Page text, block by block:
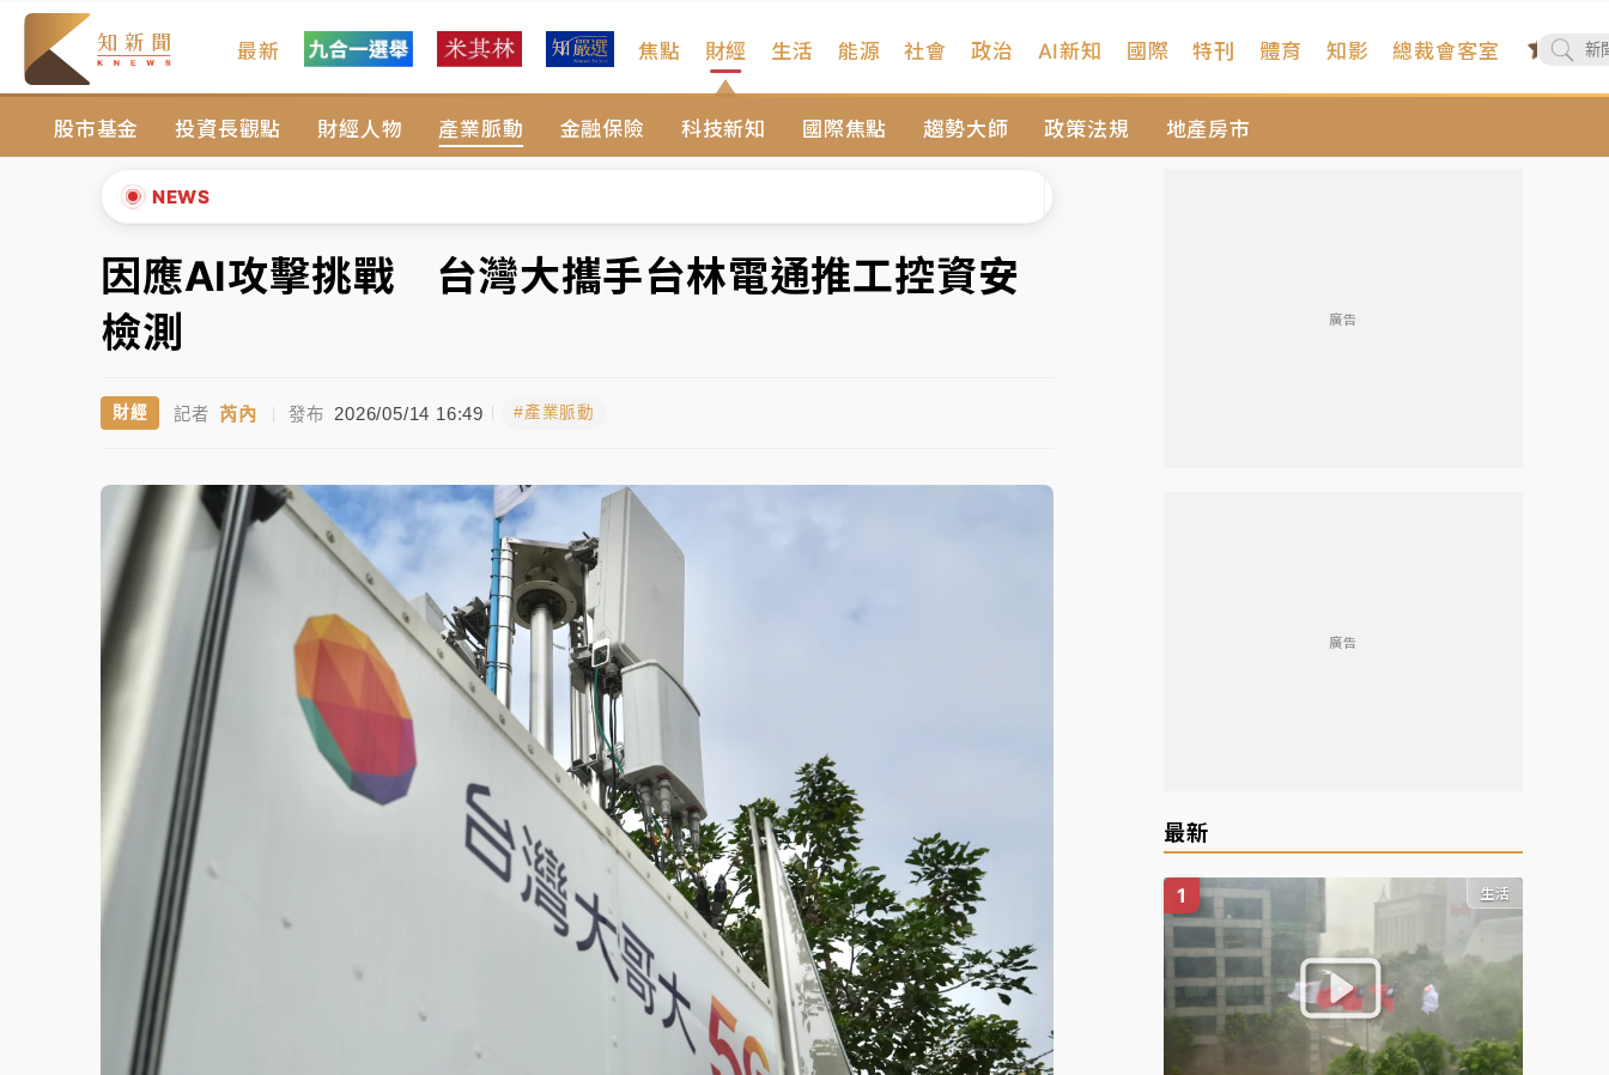
最新 焦點 財經
股市基金 投資長觀點 財經人物 產業脈動 金融保險 科技新知 國際焦點 趨勢大師 政策法規 地產房市
生活 能源 社會 政治 AI新知 國際 特刊 體育 知影 總裁會客室
NEWS
中颱白海豚進逼！台北喜來登圍籬傾倒砸傷人 民權西路鷹架倒塌壓2車
有片｜ 白海豚暴風圈逼近！新北淡水赫見龍捲風 榕樹連根拔起
中颱白海豚風雨來了！中部以北防豪雨 今晚、明天影響最劇烈
白海豚逼近！北市水門只出不進 未移置車輛最高罰4800＋拖吊費
中颱白海豚進逼！台北喜來登圍籬傾倒砸傷人 民權西路鷹架倒塌壓2車
中颱白海豚風雨來了！中部以北防豪雨 今晚、明天影響最劇烈
白海豚逼近！北市水門只出不進 未移置車輛最高罰4800＋拖吊費
▲
▼
因應AI攻擊挑戰 台灣大攜手台林電通推工控資安
檢測
財經 記者 芮內 | 發布 2026/05/14 16:49 #產業脈動
廣告
廣告
最新
生活